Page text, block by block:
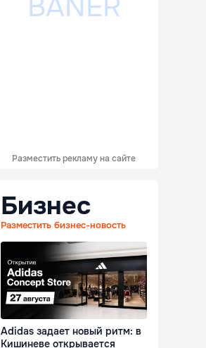
Разместить рекламу на сайте
Бизнес
Разместить бизнес-новость
Adidas задает новый ритм: в
Кишиневе открывается